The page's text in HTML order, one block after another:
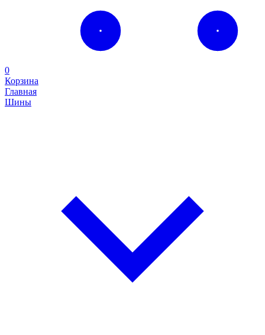
0
Корзина
Главная
Шины